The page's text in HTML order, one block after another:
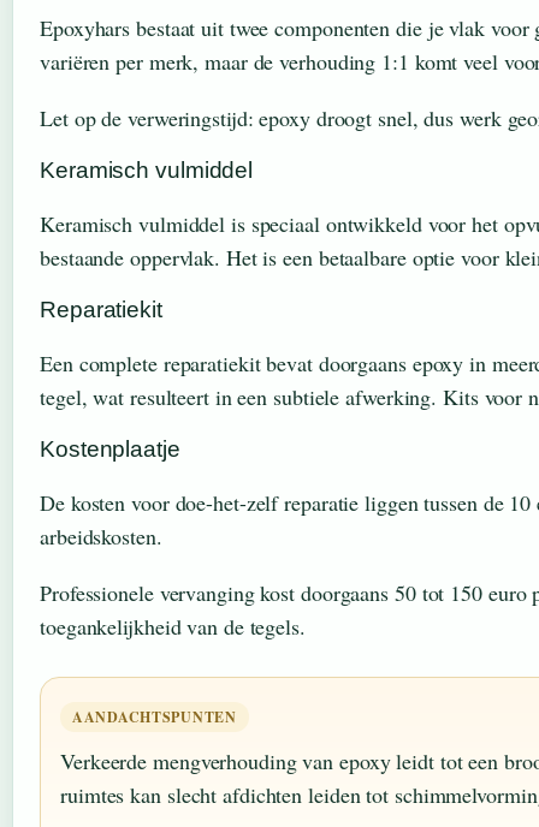
Epoxyhars bestaat uit twee componenten die je vlak
variëren per merk, maar de verhouding 1:1 komt veel
Let op de verweringstijd: epoxy droogt snel, dus werk
Keramisch vulmiddel
Keramisch vulmiddel is speciaal ontwikkeld voor het
bestaande oppervlak. Het is een betaalbare optie voor
Reparatiekit
Een complete reparatiekit bevat doorgaans epoxy in
tegel, wat resulteert in een subtiele afwerking. Kits voor
Kostenplaatje
De kosten voor doe-het-zelf reparatie liggen tussen de
arbeidskosten.
Professionele vervanging kost doorgaans 50 tot 150
toegankelijkheid van de tegels.
AANDACHTSPUNTEN
Verkeerde mengverhouding van epoxy leidt tot een
ruimtes kan slecht afdichten leiden tot